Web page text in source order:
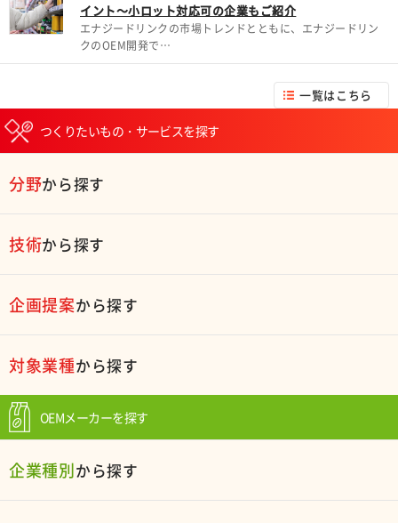
イント～小ロット対応可の企業もご紹介
エナジードリンクの市場トレンドとともに、エナジードリン
クのOEM開発で…
一覧はこちら
つくりたいもの・サービスを探す
分野から探す
技術から探す
企画提案から探す
対象業種から探す
OEMメーカーを探す
企業種別から探す